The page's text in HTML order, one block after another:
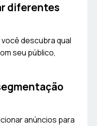
diferentes
descubra qual
seu público,
anúncios para